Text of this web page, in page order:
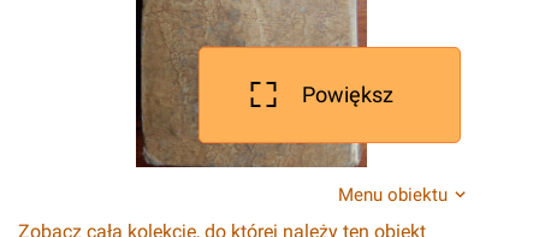
Powiększ
Menu obiektu
Zobacz całą kolekcję, do której należy ten obiekt